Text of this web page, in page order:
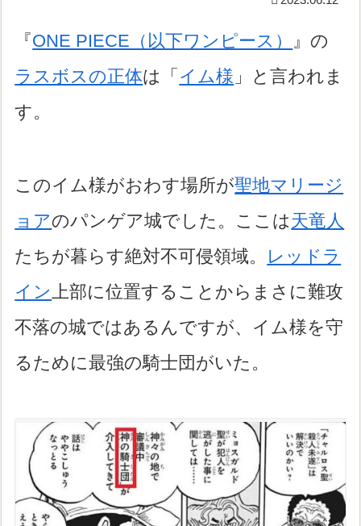
『ONE PIECE（以下ワンピース） 』の
ラスボスの正体は「 イム様 」と言われま
す。
このイム様がおわす場所が聖地マリージ
ョアのパンゲア城でした。ここは天竜人
たちが暮らす絶対不可侵領域。
レッドラ
イン 上部に位置することからまさに難攻
不落の城ではあるんですが、イム様を守
るために最強の騎士団がいた。